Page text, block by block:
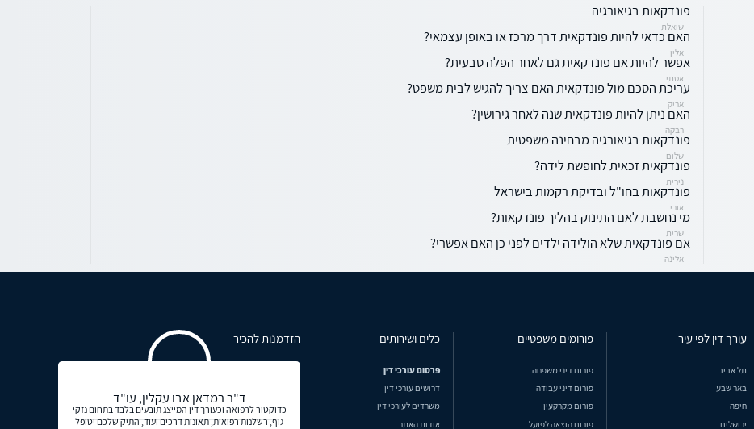
פונדקאות בגיאורגיה
שואלת
האם כדאי להיות פונדקאית דרך מרכז או באופן עצמאי?
אלין
אפשר להיות אם פונדקאית גם לאחר הפלה טבעית?
אסתי
עריכת הסכם מול פונדקאית האם צריך להגיש לבית משפט?
אריק
האם ניתן להיות פונדקאית שנה לאחר גירושין?
רבקה
פונדקאות בגיאורגיה מבחינה משפטית
שלום
פונדקאית זכאית לחופשת לידה?
נירית
פונדקאות בחו"ל ובדיקת רקמות בישראל
אורי
מי נחשבת לאם התינוק בהליך פונדקאות?
שרית
אם פונדקאית שלא הולידה ילדים לפני כן האם אפשרי?
אלינה
עורך דין לפי עיר
תל אביב
באר שבע
חיפה
ירושלים
פורומים משפטיים
פורום דיני משפחה
פורום דיני עבודה
פורום מקרקעין
פורום הוצאה לפועל
כלים ושירותים
פרסום עורכי דין
דרושים עורכי דין
משרדים לעורכי דין
אודות האתר
הזדמנות להכיר
ד"ר רמדאן אבו עקלין, עו"ד
כדוקטור לרפואה וכעורך דין המייצג תובעים בלבד בתחום נזקי
גוף, רשלנות רפואית, תאונות דרכים ועוד, התיק שלכם יטופל